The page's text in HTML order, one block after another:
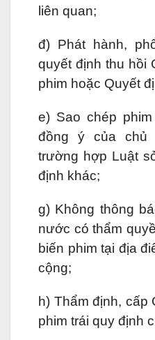
liên quan;
đ) Phát hành,
quyết định thu hồi
phim hoặc Quyết
e) Sao chép
đồng ý của
trường hợp Luật
định khác;
g) Không thông
nước có thẩm
biến phim tại địa
cộng;
h) Thẩm định, cấp
phim trái quy định